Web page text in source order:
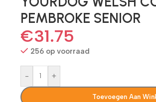
PEMBROKE SENIOR
€31.75
256 op voorraad
- +
Toevoegen Aan